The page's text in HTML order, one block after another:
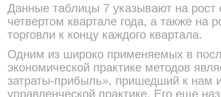
Данные таблицы 7 указывают на рост
четвертом квартале года, а также на
торговли к концу каждого квартала.
Одним из широко применяемых в
экономической практике методов
затраты-прибыль», пришедший к нам
управленческой практике. Его еще